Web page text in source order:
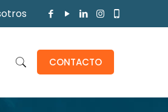
CONTACTO